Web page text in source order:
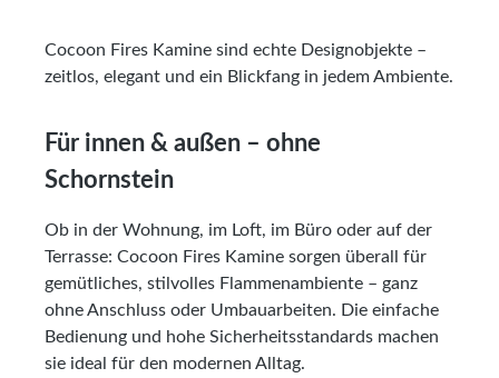
Cocoon Fires Kamine sind echte Designobjekte –
zeitlos, elegant und ein Blickfang in jedem Ambiente.
Für innen & außen – ohne
Schornstein
Ob in der Wohnung, im Loft, im Büro oder auf der
Terrasse: Cocoon Fires Kamine sorgen überall für
gemütliches, stilvolles Flammenambiente – ganz
ohne Anschluss oder Umbauarbeiten. Die einfache
Bedienung und hohe Sicherheitsstandards machen
sie ideal für den modernen Alltag.